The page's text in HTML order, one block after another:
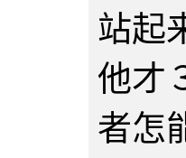
站起
他才
者怎